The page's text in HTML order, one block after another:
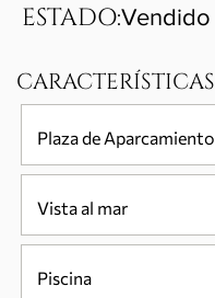
ESTADO:Vendido
CARACTERÍSTICAS
Plaza de Aparcamiento
Vista al mar
Piscina